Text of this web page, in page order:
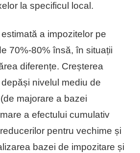
la specificul local.
a impozitelor pe
70%-80% însă, în situații
diferențe. Creșterea
nivelul mediu de
majorare a bazei
a efectului cumulativ
pentru vechime și
bazei de impozitare și